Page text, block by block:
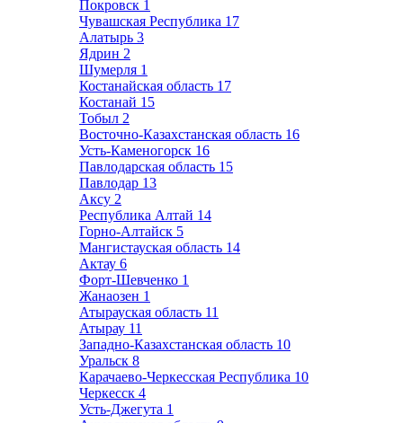
Покровск 1
Чувашская Республика 17
Алатырь 3
Ядрин 2
Шумерля 1
Костанайская область 17
Костанай 15
Тобыл 2
Восточно-Казахстанская область 16
Усть-Каменогорск 16
Павлодарская область 15
Павлодар 13
Аксу 2
Республика Алтай 14
Горно-Алтайск 5
Мангистауская область 14
Актау 6
Форт-Шевченко 1
Жанаозен 1
Атырауская область 11
Атырау 11
Западно-Казахстанская область 10
Уральск 8
Карачаево-Черкесская Республика 10
Черкесск 4
Усть-Джегута 1